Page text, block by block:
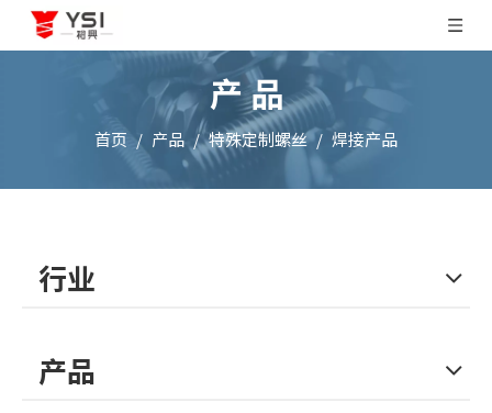
产 品
首页 / 产品 / 特殊定制螺丝 / 焊接产品
行业
产品